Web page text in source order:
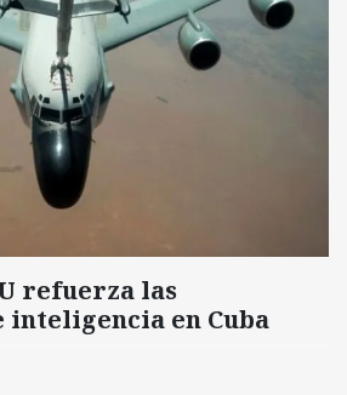
refuerza las
inteligencia en Cuba